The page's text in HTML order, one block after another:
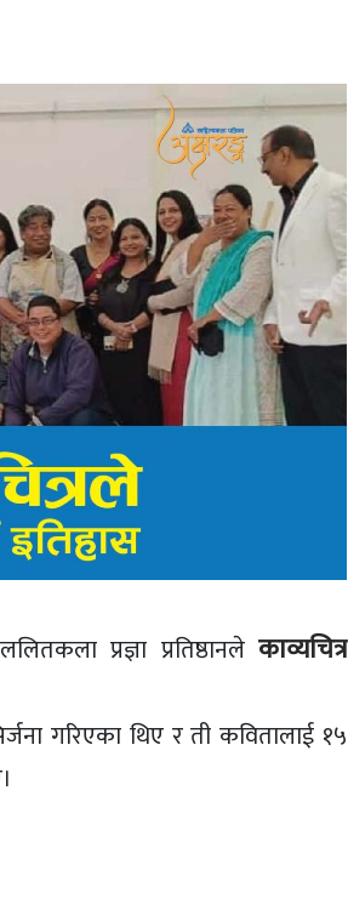
प्रज्ञा प्रतिष्ठानले काव्यचित्र
गरिएका थिए र ती कवितालाई १५